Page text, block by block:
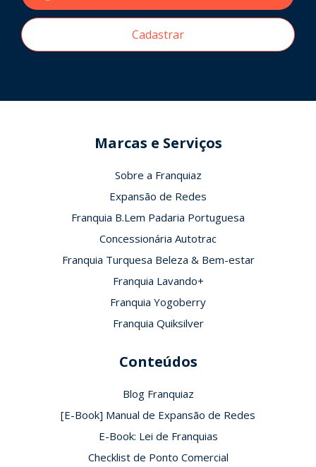
Cadastrar
Marcas e Serviços
Sobre a Franquiaz
Expansão de Redes
Franquia B.Lem Padaria Portuguesa
Concessionária Autotrac
Franquia Turquesa Beleza & Bem-estar
Franquia Lavando+
Franquia Yogoberry
Franquia Quiksilver
Conteúdos
Blog Franquiaz
[E-Book] Manual de Expansão de Redes
E-Book: Lei de Franquias
Checklist de Ponto Comercial